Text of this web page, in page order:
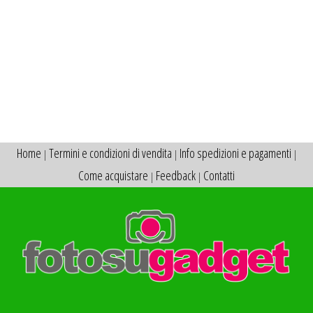
Home | Termini e condizioni di vendita | Info spedizioni e pagamenti |
Come acquistare | Feedback | Contatti